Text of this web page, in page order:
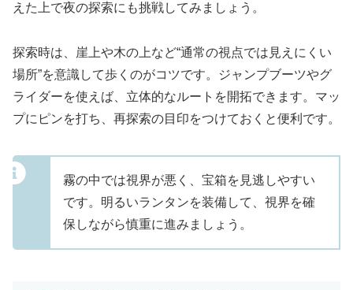
えた上で夜の探索にも挑戦してみましょう。
探索時は、崖上や木の上など“通常の視点では見えにくい
場所”を意識して歩くのがコツです。ジャンプブーツやグ
ライダーを使えば、立体的なルートを開拓できます。マッ
プにピンを打ち、再探索の目印をつけておくと便利です。
霧の中では視界が悪く、宝箱を見逃しやすい
です。明るいランタンを装備して、視界を確
保しながら慎重に進みましょう。